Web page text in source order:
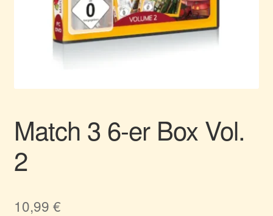
Match 3 6-er Box Vol.
2
10,99 €